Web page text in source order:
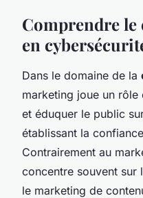
Comprendre
en
Dans le domaine de la
marketing joue un
et éduquer le public
établissant la
Contrairement au
concentre souvent sur
le marketing de